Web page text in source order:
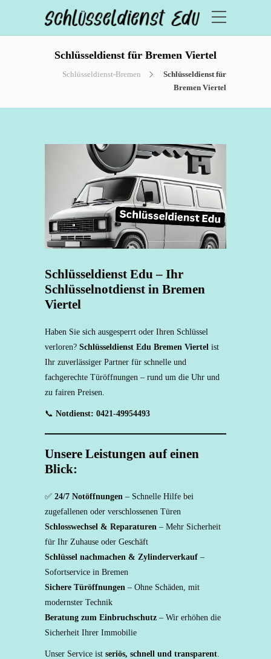
Schlüsseldienst für Bremen Viertel
Schlüsseldienst-Bremen
Schlüsseldienst für
Bremen Viertel
Schlüsseldienst Edu – Ihr
Schlüsselnotdienst in Bremen
Viertel
Haben Sie sich ausgesperrt oder Ihren Schlüssel
verloren? Schlüsseldienst Edu Bremen Viertel ist
Ihr zuverlässiger Partner für schnelle und
fachgerechte Türöffnungen – rund um die Uhr und
zu fairen Preisen.
📞 Notdienst: 0421-49954493
Unsere Leistungen auf einen
Blick:
✅ 24/7 Notöffnungen – Schnelle Hilfe bei
zugefallenen oder verschlossenen Türen
Schlosswechsel & Reparaturen – Mehr Sicherheit
für Ihr Zuhause oder Geschäft
Schlüssel nachmachen & Zylinderverkauf –
Sofortservice in Bremen
Sichere Türöffnungen – Ohne Schäden, mit
modernster Technik
Beratung zum Einbruchschutz – Wir erhöhen die
Sicherheit Ihrer Immobilie
Unser Service ist seriös, schnell und transparent